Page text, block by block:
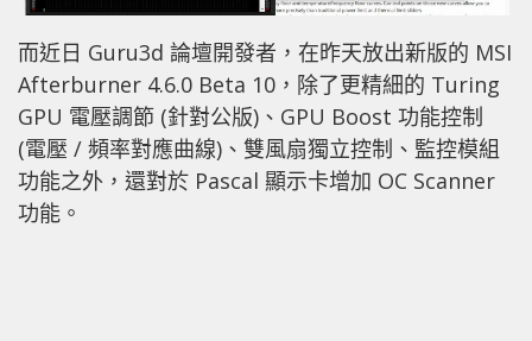
而近日 Guru3d 論壇開發者，在昨天放出新版的 MSI
Afterburner 4.6.0 Beta 10，除了更精細的 Turing
GPU 電壓調節 (針對公版)、GPU Boost 功能控制
(電壓 / 頻率對應曲線)、雙風扇獨立控制、監控模組
功能之外，還對於 Pascal 顯示卡增加 OC Scanner
功能。